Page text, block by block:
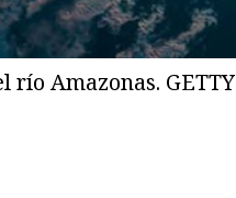
Amazonas. GETTY